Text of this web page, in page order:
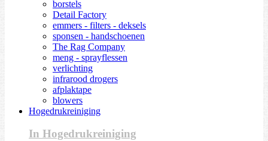
borstels
Detail Factory
emmers - filters - deksels
sponsen - handschoenen
The Rag Company
meng - sprayflessen
verlichting
infrarood drogers
afplaktape
blowers
Hogedrukreiniging
In Hogedrukreiniging